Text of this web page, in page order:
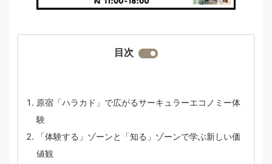
目次
原宿「ハラカド」で広がるサーキュラーエコノミー体
験
「体験する」ゾーンと「知る」ゾーンで学ぶ新しい価
値観